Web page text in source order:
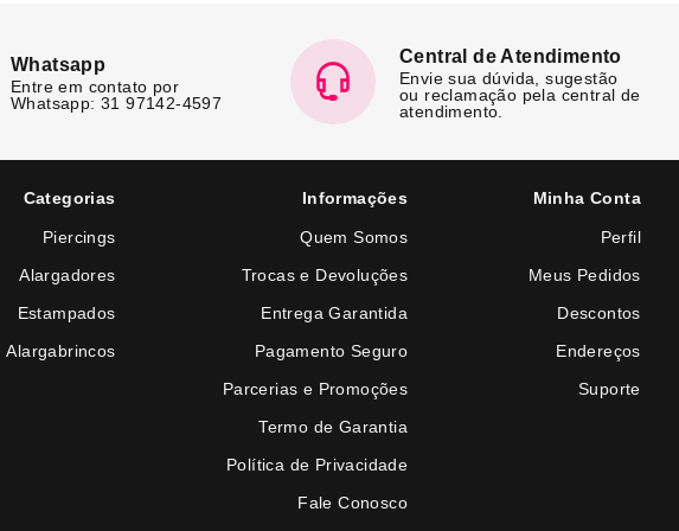
Whatsapp
Entre em contato por
Whatsapp: 31 97142-4597
Central de Atendimento
Envie sua dúvida, sugestão
ou reclamação pela central de
atendimento.
Categorias
Piercings
Alargadores
Estampados
Alargabrincos
Informações
Quem Somos
Trocas e Devoluções
Entrega Garantida
Pagamento Seguro
Parcerias e Promoções
Termo de Garantia
Política de Privacidade
Fale Conosco
Minha Conta
Perfil
Meus Pedidos
Descontos
Endereços
Suporte